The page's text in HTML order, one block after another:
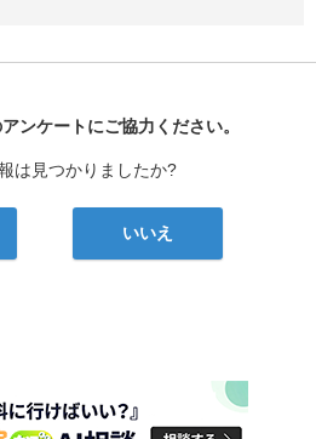
ンケートにご協力ください。
は見つかりましたか?
いいえ